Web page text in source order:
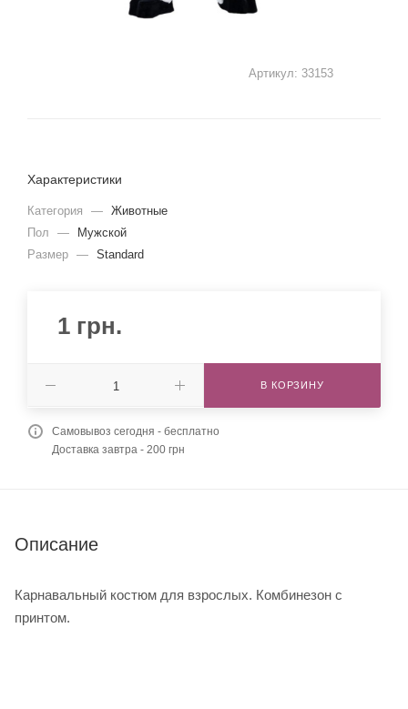
Артикул: 33153
Характеристики
Категория — Животные
Пол
—
Мужской
Размер — Standard
1 грн.
В КОРЗИНУ
Самовывоз сегодня - бесплатно
Доставка завтра - 200 грн
Описание
Карнавальный костюм для взрослых. Комбинезон с
принтом.